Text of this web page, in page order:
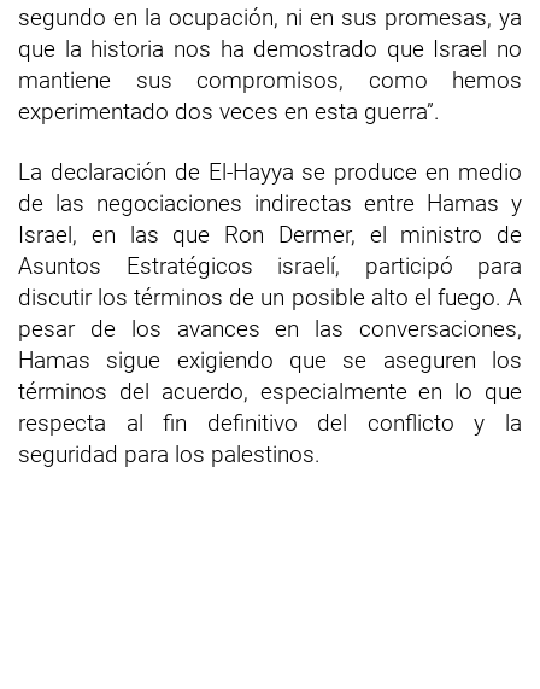
segundo en la ocupación, ni en sus promesas, ya
que la historia nos ha demostrado que Israel no
mantiene sus compromisos, como hemos
experimentado dos veces en esta guerra”.
La declaración de El-Hayya se produce en medio
de las negociaciones indirectas entre Hamas y
Israel, en las que Ron Dermer, el ministro de
Asuntos Estratégicos israelí, participó para
discutir los términos de un posible alto el fuego. A
pesar de los avances en las conversaciones,
Hamas sigue exigiendo que se aseguren los
términos del acuerdo, especialmente en lo que
respecta al fin definitivo del conflicto y la
seguridad para los palestinos.